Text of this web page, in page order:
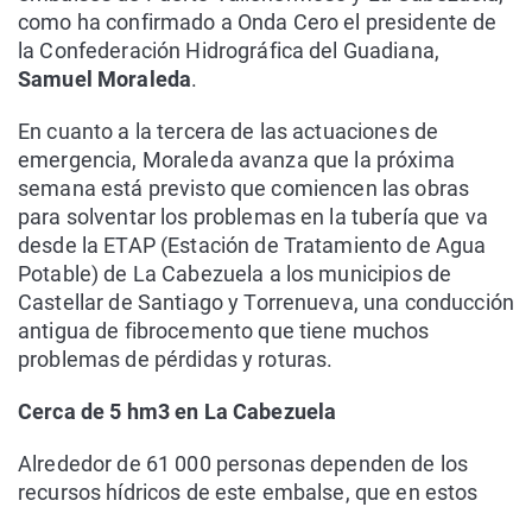
como ha confirmado a Onda Cero el presidente de
la Confederación Hidrográfica del Guadiana,
Samuel Moraleda.
En cuanto a la tercera de las actuaciones de
emergencia, Moraleda avanza que la próxima
semana está previsto que comiencen las obras
para solventar los problemas en la tubería que va
desde la ETAP (Estación de Tratamiento de Agua
Potable) de La Cabezuela a los municipios de
Castellar de Santiago y Torrenueva, una conducción
antigua de fibrocemento que tiene muchos
problemas de pérdidas y roturas.
Cerca de 5 hm3 en La Cabezuela
Alrededor de 61 000 personas dependen de los
recursos hídricos de este embalse, que en estos